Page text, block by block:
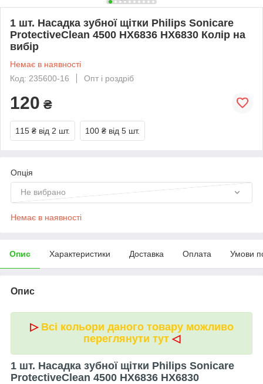
1 шт. Насадка зубної щітки Philips Sonicare
ProtectiveClean 4500 HX6836 HX6830 Колір на
вибір
Немає в наявності
Код: 235600-16
Опт і роздріб
120 ₴
115 ₴ від 2 шт. 100 ₴ від 5 шт.
Опція
Не вибрано
Немає в наявності
Опис Характеристики Доставка Оплата Умови
Опис
▷ Всі кольори даного товару можливо
переглянути тут◁
1 шт. Насадка зубної щітки Philips Sonicare
ProtectiveClean 4500 HX6836 HX6830